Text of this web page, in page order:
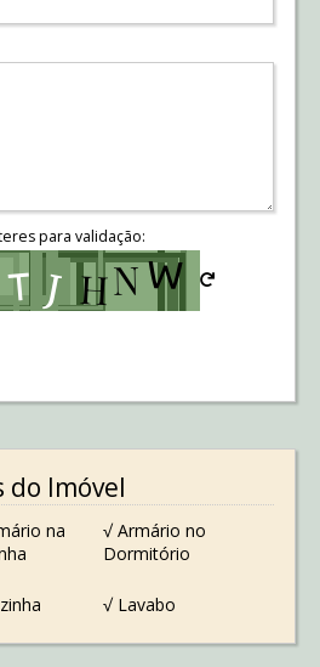
para validação:
do Imóvel
na
√ Armário no
Dormitório
√ Lavabo